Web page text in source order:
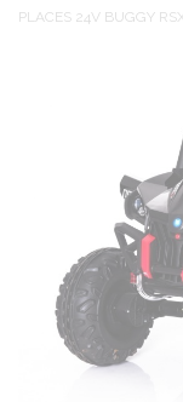
PLACES 24V BUGGY